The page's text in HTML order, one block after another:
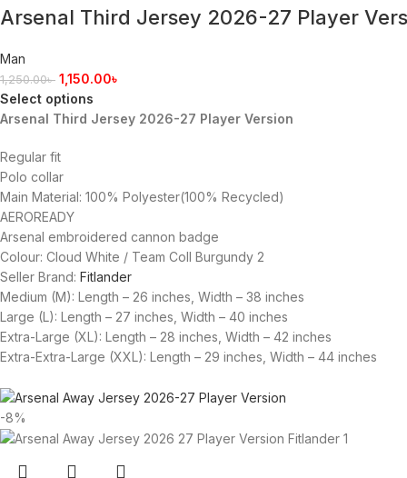
Arsenal Third Jersey 2026-27 Player
Man
1,250.00৳ 1,150.00৳
Select options
Arsenal Third Jersey 2026-27 Player Version
Regular fit
Polo collar
Main Material: 100% Polyester(100% Recycled)
AEROREADY
Arsenal embroidered cannon badge
Colour: Cloud White / Team Coll Burgundy 2
Seller Brand: Fitlander
Medium (M): Length – 26 inches, Width – 38 inches
Large (L): Length – 27 inches, Width – 40 inches
Extra-Large (XL): Length – 28 inches, Width – 42 inches
Extra-Extra-Large (XXL): Length – 29 inches, Width – 44 inches
-8%